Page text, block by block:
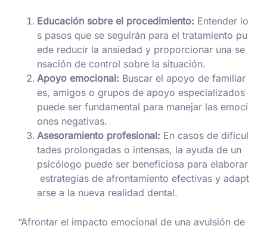
Educación sobre el procedimiento: Entender lo
s pasos que se seguirán para el tratamiento pu
ede reducir la ansiedad y proporcionar una se
nsación de control sobre la situación.
Apoyo emocional: Buscar el apoyo de familiar
es, amigos o grupos de apoyo especializados
puede ser fundamental para manejar las emoci
ones negativas.
Asesoramiento profesional: En casos de dificul
tades prolongadas o intensas, la ayuda de un
psicólogo puede ser beneficiosa para elaborar
estrategias de afrontamiento efectivas y adapt
arse a la nueva realidad dental.
“Afrontar el impacto emocional de una avulsión de